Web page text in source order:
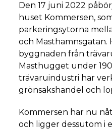
Den 17 juni 2022
huset Kommersen,
parkeringsytorna
och Masthamnsgatan.
byggnaden från
Masthugget under
trävaruindustri har
grönsakshandel och
Kommersen har nu
och ligger dessutom i